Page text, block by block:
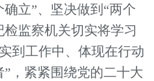
立”、坚决做到“两个
监察机关切实将学习
到工作中、体现在行动
，紧紧围绕党的二十大